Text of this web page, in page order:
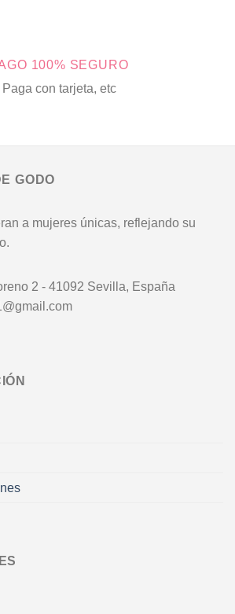
100% SEGURO
Paga con tarjeta, etc
GODO
a mujeres únicas, reflejando su
2 - 41092 Sevilla, España